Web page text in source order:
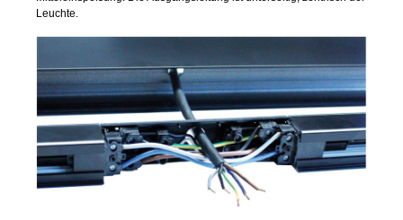
Leuchte.